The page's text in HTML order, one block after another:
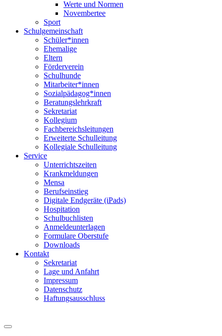
Werte und Normen
Novembertee
Sport
Schulgemeinschaft
Schüler*innen
Ehemalige
Eltern
Förderverein
Schulhunde
Mitarbeiter*innen
Sozialpädagog*innen
Beratungslehrkraft
Sekretariat
Kollegium
Fachbereichsleitungen
Erweiterte Schulleitung
Kollegiale Schulleitung
Service
Unterrichtszeiten
Krankmeldungen
Mensa
Berufseinstieg
Digitale Endgeräte (iPads)
Hospitation
Schulbuchlisten
Anmeldeunterlagen
Formulare Oberstufe
Downloads
Kontakt
Sekretariat
Lage und Anfahrt
Impressum
Datenschutz
Haftungsausschluss